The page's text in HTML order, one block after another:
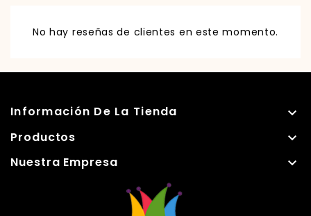
No hay reseñas de clientes en este momento.
Información De La Tienda 
Productos 
Nuestra Empresa 